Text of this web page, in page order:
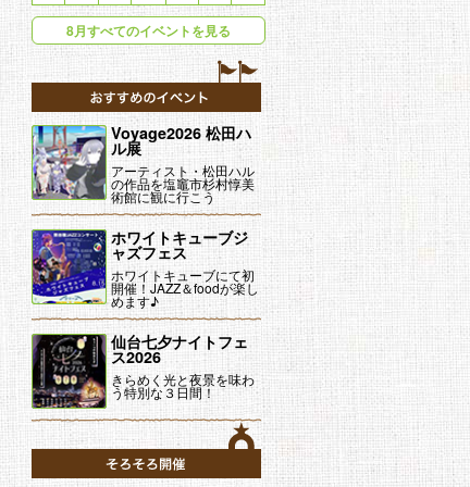
詳細
おすすめイベント
Voyage2026 松田ハ
ル展
アーティスト・松田ハル
の作品を塩竈市杉村惇美
術館に観に行こう
ホワイトキューブジ
ャズフェス
ホワイトキューブにて初
開催！JAZZ＆foodが楽し
めます♪
仙台七夕ナイトフェ
ス2026
きらめく光と夜景を味わ
う特別な３日間！
そろそろ開催